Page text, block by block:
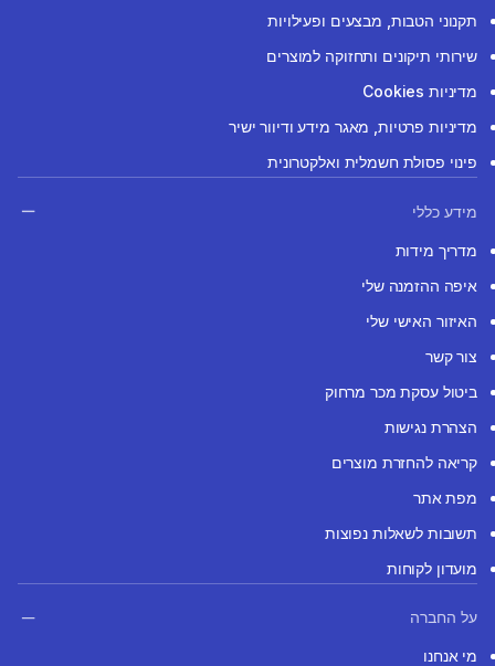
תקנוני הטבות, מבצעים ופעילויות
שירותי תיקונים ותחזוקה למוצרים
מדיניות Cookies
מדיניות פרטיות, מאגר מידע ודיוור ישיר
פינוי פסולת חשמלית ואלקטרונית
מידע כללי
מדריך מידות
איפה ההזמנה שלי
האיזור האישי שלי
צור קשר
ביטול עסקת מכר מרחוק
הצהרת נגישות
קריאה להחזרת מוצרים
מפת אתר
תשובות לשאלות נפוצות
מועדון לקוחות
על החברה
מי אנחנו